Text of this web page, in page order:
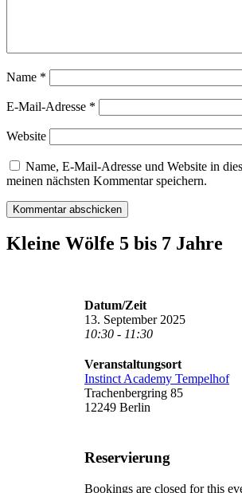
Name *
E-Mail-Adresse *
Website
Name, E-Mail-Adresse und Website in
meinen nächsten Kommentar speichern.
Kleine Wölfe 5 bis 7 Jahre
Datum/Zeit
13. September 2025
10:30 - 11:30
Veranstaltungsort
Instinct Academy Tempelhof
Trachenbergring 85
12249 Berlin
Reservierung
Bookings are closed for this